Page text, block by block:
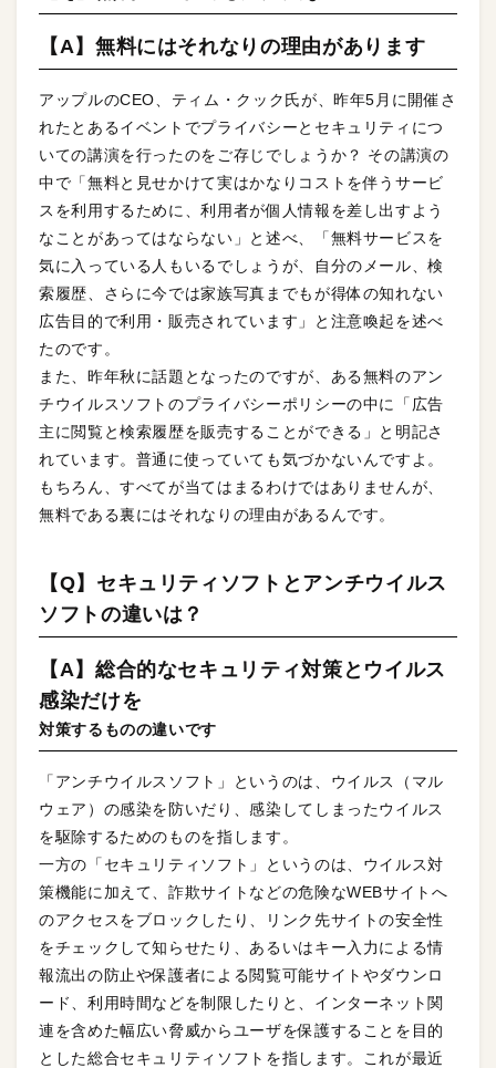
【A】無料にはそれなりの理由があります
アップルのCEO、ティム・クック氏が、昨年5月に開催さ
れたとあるイベントでプライバシーとセキュリティにつ
いての講演を行ったのをご存じでしょうか？ その講演の
中で「無料と見せかけて実はかなりコストを伴うサービ
スを利用するために、利用者が個人情報を差し出すよう
なことがあってはならない」と述べ、「無料サービスを
気に入っている人もいるでしょうが、自分のメール、検
索履歴、さらに今では家族写真までもが得体の知れない
広告目的で利用・販売されています」と注意喚起を述べ
たのです。
また、昨年秋に話題となったのですが、ある無料のアン
チウイルスソフトのプライバシーポリシーの中に「広告
主に閲覧と検索履歴を販売することができる」と明記さ
れています。普通に使っていても気づかないんですよ。
もちろん、すべてが当てはまるわけではありませんが、
無料である裏にはそれなりの理由があるんです。
【Q】セキュリティソフトとアンチウイルス
ソフトの違いは？
【A】総合的なセキュリティ対策とウイルス
感染だけを
対策するものの違いです
「アンチウイルスソフト」というのは、ウイルス（マル
ウェア）の感染を防いだり、感染してしまったウイルス
を駆除するためのものを指します。
一方の「セキュリティソフト」というのは、ウイルス対
策機能に加えて、詐欺サイトなどの危険なWEBサイトへ
のアクセスをブロックしたり、リンク先サイトの安全性
をチェックして知らせたり、あるいはキー入力による情
報流出の防止や保護者による閲覧可能サイトやダウンロ
ード、利用時間などを制限したりと、インターネット関
連を含めた幅広い脅威からユーザを保護することを目的
とした総合セキュリティソフトを指します。これが最近